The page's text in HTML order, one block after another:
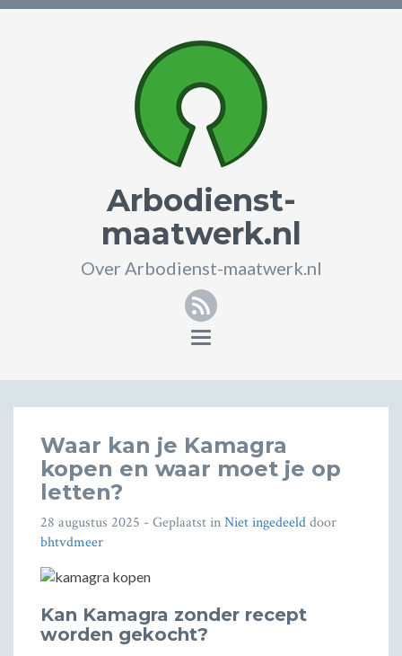
Arbodienst-
maatwerk.nl
Over Arbodienst-maatwerk.nl
RSS
Toggle
Waar kan je Kamagra
kopen en waar moet je op
letten?
28 augustus 2025 - Geplaatst inNiet ingedeelddoor
bhtvdmeer
Kan Kamagra zonder recept
worden gekocht?